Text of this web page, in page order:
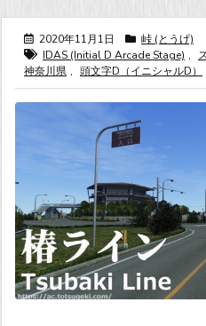
2020年11月1日
峠 (とうげ)
IDAS (Initial D Arcade Stage) ,
神奈川県 , 頭文字D（イニシャルD）